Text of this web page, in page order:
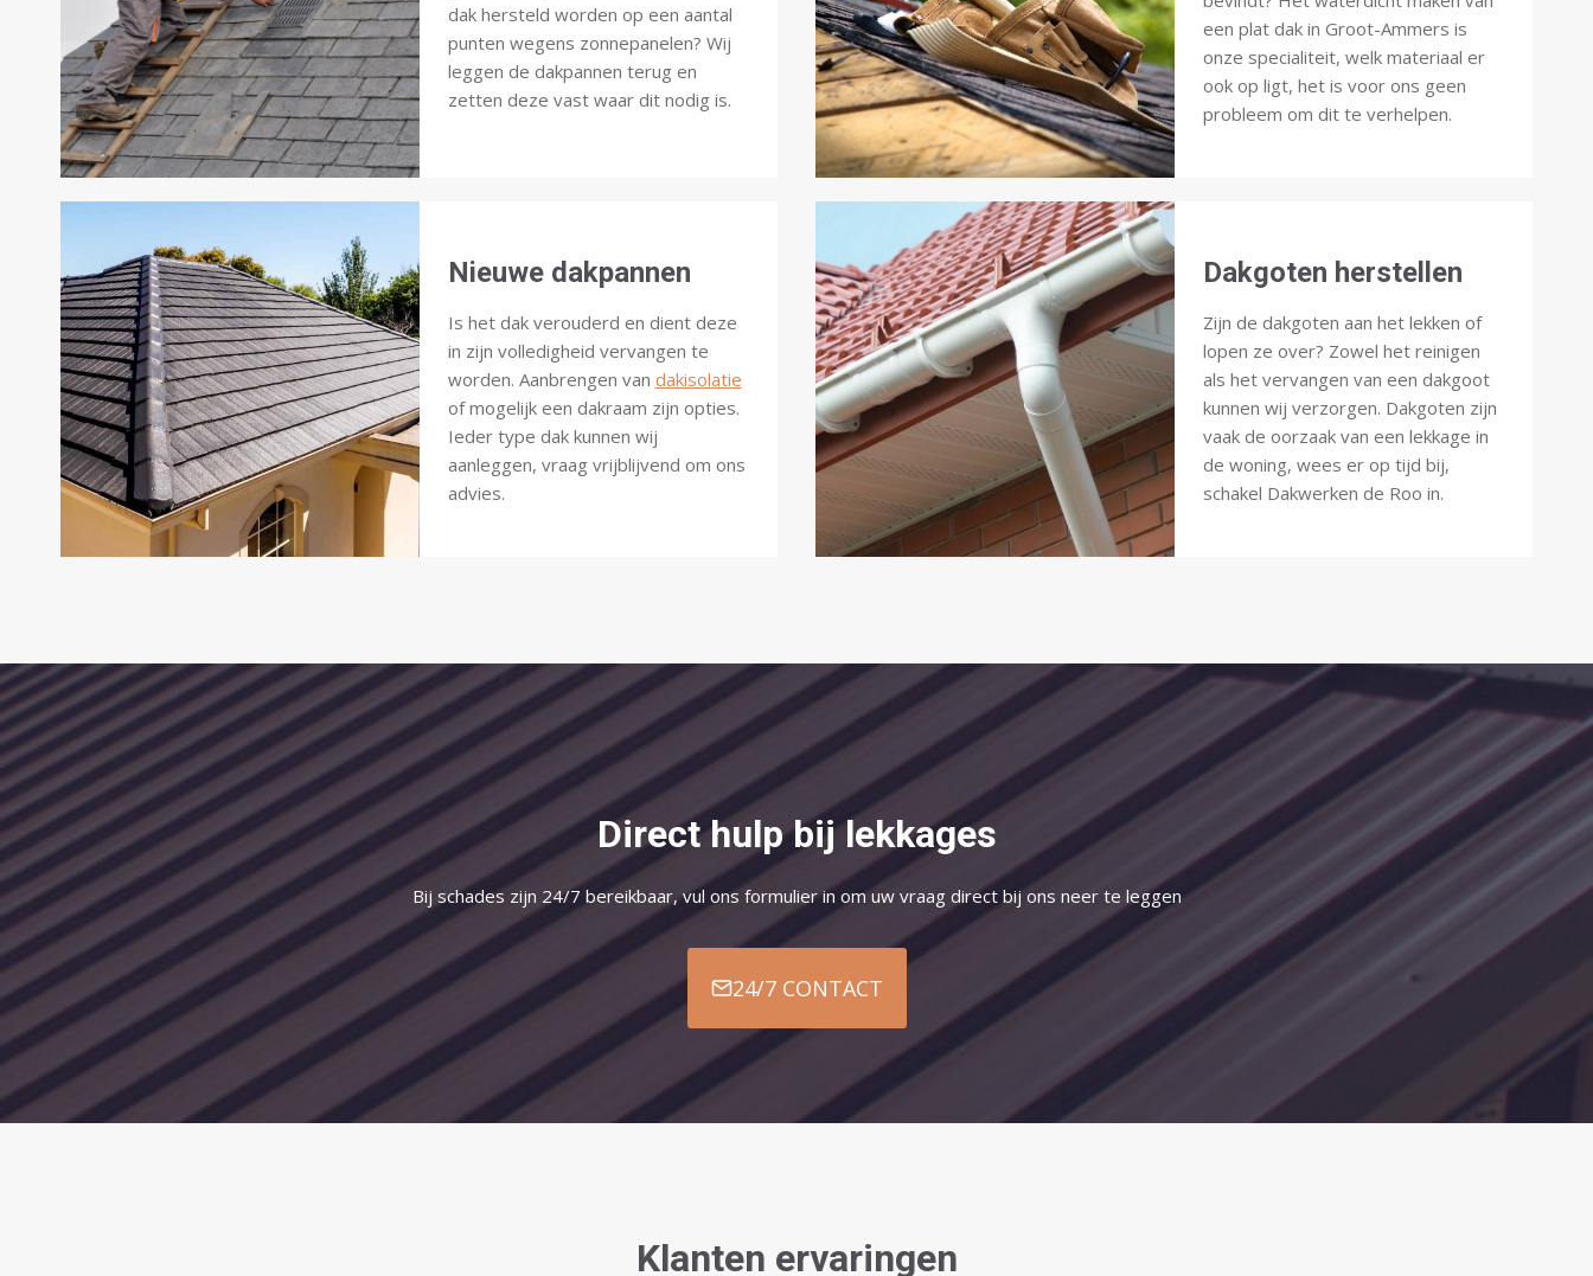
dak hersteld worden op een aantal
punten wegens zonnepanelen? Wij
leggen de dakpannen terug en
zetten deze vast waar dit nodig is.
Nieuwe dakpannen
Is het dak verouderd en dient deze
in zijn volledigheid vervangen te
worden. Aanbrengen van dakisolatie
of mogelijk een dakraam zijn opties.
Ieder type dak kunnen wij
aanleggen, vraag vrijblijvend om ons
advies.
een plat dak in Groot-Ammers is
onze specialiteit, welk materiaal er
ook op ligt, het is voor ons geen
probleem om dit te verhelpen.
Dakgoten herstellen
Zijn de dakgoten aan het lekken of
lopen ze over? Zowel het reinigen
als het vervangen van een dakgoot
kunnen wij verzorgen. Dakgoten zijn
vaak de oorzaak van een lekkage in
de woning, wees er op tijd bij,
schakel Dakwerken de Roo in.
Direct hulp bij lekkages
Bij schades zijn 24/7 bereikbaar, vul ons formulier in om uw vraag direct bij ons neer te leggen
24/7 CONTACT
Klanten ervaringen